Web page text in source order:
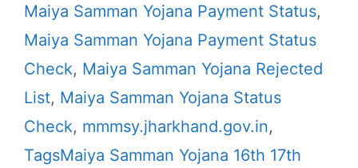
Maiya Samman Yojana Payment Status,
Maiya Samman Yojana Payment Status
Check, Maiya Samman Yojana Rejected
List, Maiya Samman Yojana Status
Check, mmmsy.jharkhand.gov.in,
TagsMaiya Samman Yojana 16th 17th